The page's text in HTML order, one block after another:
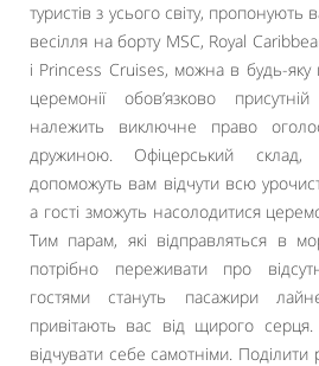
туристів з усього світу, пропонують
весілля на борту MSC, Royal
і Princess Cruises, можна в будь-яку
церемонії обов’язково
належить виключне право
дружиною. Офіцерський склад,
допоможуть вам відчути всю
а гості зможуть насолодитися
Тим парам, які відправляться в
потрібно переживати про
гостями стануть пасажири
привітають вас від щирого
відчувати себе самотніми. Поділити